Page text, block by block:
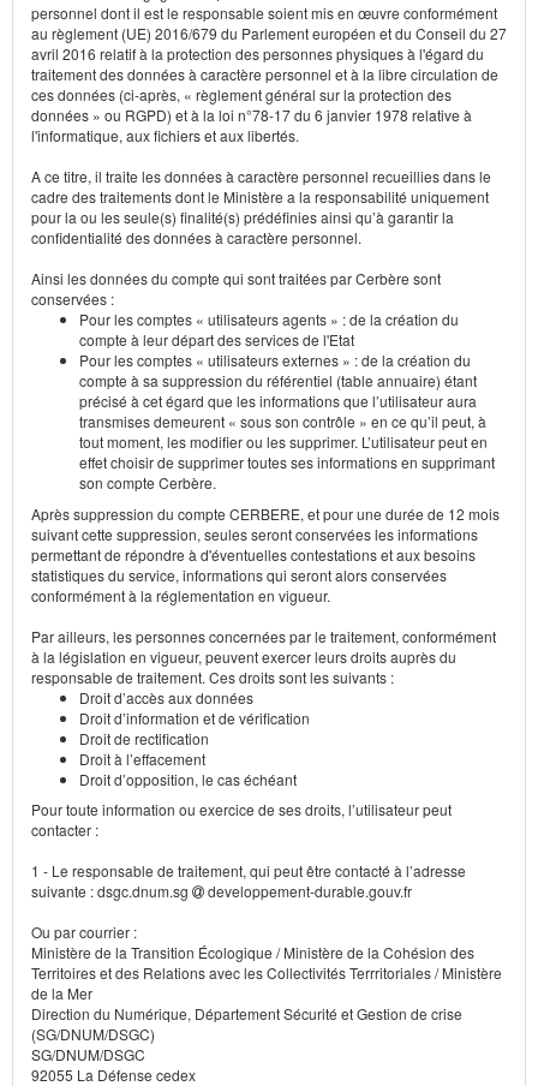
personnel dont il est le responsable soient mis en œuvre conformément
au règlement (UE) 2016/679 du Parlement européen et du Conseil du 27
avril 2016 relatif à la protection des personnes physiques à l'égard du
traitement des données à caractère personnel et à la libre circulation de
ces données (ci-après, « règlement général sur la protection des
données » ou RGPD) et à la loi n°78-17 du 6 janvier 1978 relative à
l'informatique, aux fichiers et aux libertés.
A ce titre, il traite les données à caractère personnel recueillies dans le
cadre des traitements dont le Ministère a la responsabilité uniquement
pour la ou les seule(s) finalité(s) prédéfinies ainsi qu’à garantir la
confidentialité des données à caractère personnel.
Ainsi les données du compte qui sont traitées par Cerbère sont
conservées :
Pour les comptes « utilisateurs agents » : de la création du
compte à leur départ des services de l'Etat
Pour les comptes « utilisateurs externes » : de la création du
compte à sa suppression du référentiel (table annuaire) étant
précisé à cet égard que les informations que l’utilisateur aura
transmises demeurent « sous son contrôle » en ce qu’il peut, à
tout moment, les modifier ou les supprimer. L’utilisateur peut en
effet choisir de supprimer toutes ses informations en supprimant
son compte Cerbère.
Après suppression du compte CERBERE, et pour une durée de 12 mois
suivant cette suppression, seules seront conservées les informations
permettant de répondre à d'éventuelles contestations et aux besoins
statistiques du service, informations qui seront alors conservées
conformément à la réglementation en vigueur.
Par ailleurs, les personnes concernées par le traitement, conformément
à la législation en vigueur, peuvent exercer leurs droits auprès du
responsable de traitement. Ces droits sont les suivants :
Droit d’accès aux données
Droit d’information et de vérification
Droit de rectification
Droit à l’effacement
Droit d’opposition, le cas échéant
Pour toute information ou exercice de ses droits, l’utilisateur peut
contacter :
1 - Le responsable de traitement, qui peut être contacté à l’adresse
suivante : dsgc.dnum.sg
developpement-durable.gouv.fr
Ou par courrier :
Ministère de la Transition Écologique / Ministère de la Cohésion des
Territoires et des Relations avec les Collectivités Terrritoriales / Ministère
de la Mer
Direction du Numérique, Département Sécurité et Gestion de crise
(SG/DNUM/DSGC)
SG/DNUM/DSGC
92055 La Défense cedex